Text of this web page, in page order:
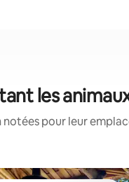
les
pour leur